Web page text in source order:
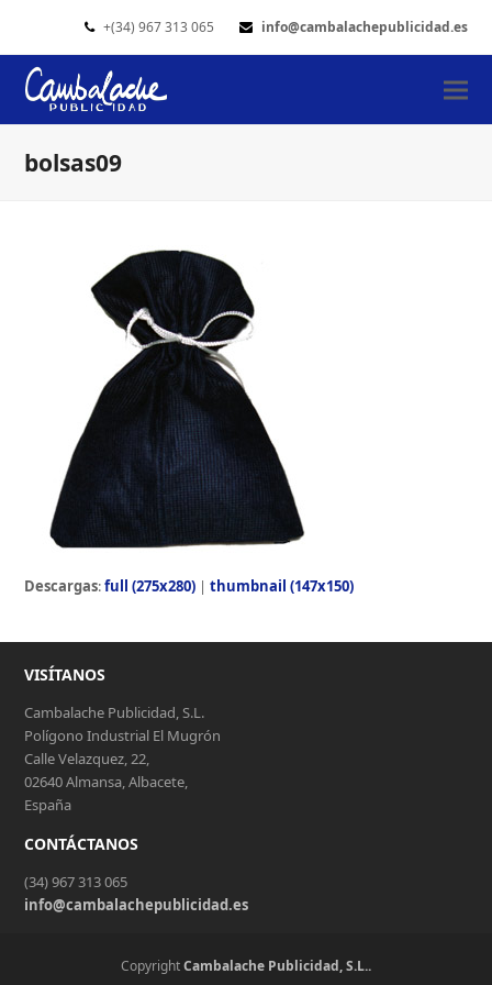
+(34) 967 313 065 info@cambalachepublicidad.es
bolsas09
Descargas:full (275x280) |thumbnail (147x150)
VISÍTANOS
Cambalache Publicidad, S.L.
Polígono Industrial El Mugrón
Calle Velazquez, 22,
02640 Almansa, Albacete,
España
CONTÁCTANOS
(34) 967 313 065
info@cambalachepublicidad.es
CopyrightCambalache Publicidad, S.L..